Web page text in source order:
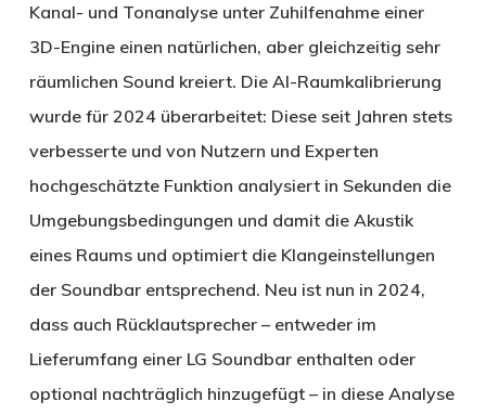
Kanal- und Tonanalyse unter Zuhilfenahme einer
3D-Engine einen natürlichen, aber gleichzeitig sehr
räumlichen Sound kreiert. Die AI-Raumkalibrierung
wurde für 2024 überarbeitet: Diese seit Jahren stets
verbesserte und von Nutzern und Experten
hochgeschätzte Funktion analysiert in Sekunden die
Umgebungsbedingungen und damit die Akustik
eines Raums und optimiert die Klangeinstellungen
der Soundbar entsprechend. Neu ist nun in 2024,
dass auch Rücklautsprecher – entweder im
Lieferumfang einer LG Soundbar enthalten oder
optional nachträglich hinzugefügt – in diese Analyse